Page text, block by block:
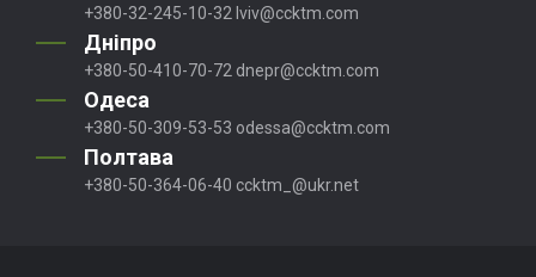
+380-32-245-10-32 lviv@ccktm.com
Дніпро
+380-50-410-70-72 dnepr@ccktm.com
Одеса
+380-50-309-53-53 odessa@ccktm.com
Полтава
+380-50-364-06-40 ccktm_@ukr.net